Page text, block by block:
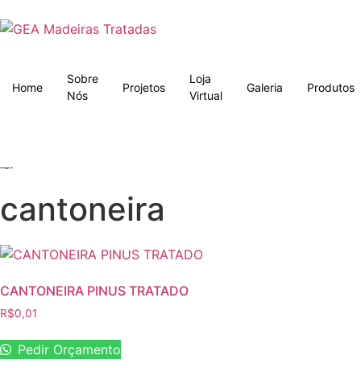
Home
Sobre
Nós
Projetos
Loja
Virtual
Galeria Produtos
cantoneira
CANTONEIRA PINUS TRATADO
R$0,01
Pedir Orçamento